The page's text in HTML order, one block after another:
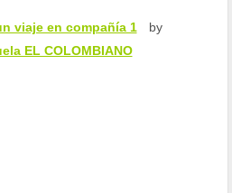
viaje en compañía 1
by
EL COLOMBIANO